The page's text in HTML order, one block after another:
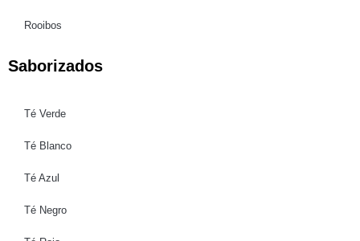
Rooibos
Saborizados
Té Verde
Té Blanco
Té Azul
Té Negro